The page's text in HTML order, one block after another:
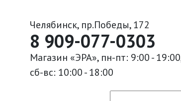
Челябинск, пр.Победы, 172
8 909-077-0303
Магазин «ЭРА», пн-пт: 9:00 -
сб-вс: 10:00 - 18:00